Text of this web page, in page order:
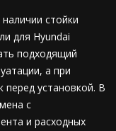
стойки
для Hyundai
подходящий
а при
установкой. В
с
и расходных